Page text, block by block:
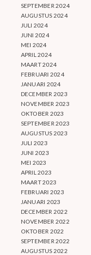
SEPTEMBER 2024
AUGUSTUS 2024
JULI 2024
JUNI 2024
MEI 2024
APRIL 2024
MAART 2024
FEBRUARI 2024
JANUARI 2024
DECEMBER 2023
NOVEMBER 2023
OKTOBER 2023
SEPTEMBER 2023
AUGUSTUS 2023
JULI 2023
JUNI 2023
MEI 2023
APRIL 2023
MAART 2023
FEBRUARI 2023
JANUARI 2023
DECEMBER 2022
NOVEMBER 2022
OKTOBER 2022
SEPTEMBER 2022
AUGUSTUS 2022